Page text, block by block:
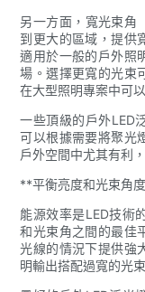
另一方面，寬光束角
到更大的區域，提供
適用於一般的戶外照
場。選擇更寬的光束
在大型照明專案中可
一些頂級的戶外LED
可以根據需要將聚光
戶外空間中尤其有利
**平衡亮度和光束角
能源效率是LED技術
和光束角之間的最佳
光線的情況下提供強
明輸出搭配過寬的光